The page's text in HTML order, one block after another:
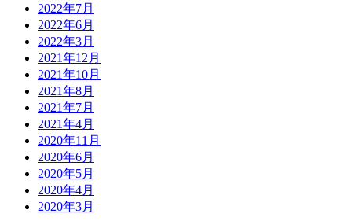
2022年7月
2022年6月
2022年3月
2021年12月
2021年10月
2021年8月
2021年7月
2021年4月
2020年11月
2020年6月
2020年5月
2020年4月
2020年3月